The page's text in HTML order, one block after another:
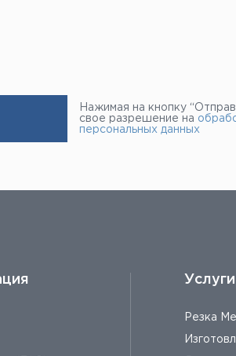
Нажимая на кнопку
свое разрешение на
персональных данных
Услуги
Резка